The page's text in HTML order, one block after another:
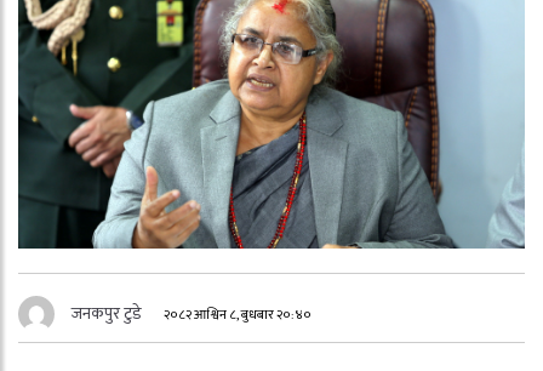
जनकपुर टुडे २०८२ आश्विन ८, बुधबार २०:४०